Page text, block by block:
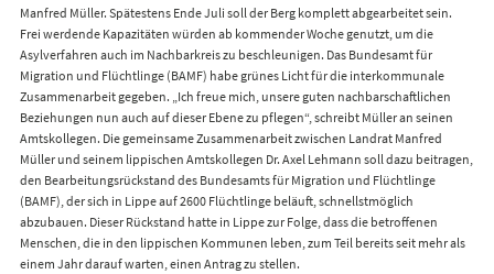
Manfred Müller. Spätestens Ende Juli soll der Berg komplett abgearbeitet sein.
Frei werdende Kapazitäten würden ab kommender Woche genutzt, um die
Asylverfahren auch im Nachbarkreis zu beschleunigen. Das Bundesamt für
Migration und Flüchtlinge (BAMF) habe grünes Licht für die interkommunale
Zusammenarbeit gegeben. „Ich freue mich, unsere guten nachbarschaftlichen
Beziehungen nun auch auf dieser Ebene zu pflegen“, schreibt Müller an seinen
Amtskollegen. Die gemeinsame Zusammenarbeit zwischen Landrat Manfred
Müller und seinem lippischen Amtskollegen Dr. Axel Lehmann soll dazu beitragen,
den Bearbeitungsrückstand des Bundesamts für Migration und Flüchtlinge
(BAMF), der sich in Lippe auf 2600 Flüchtlinge beläuft, schnellstmöglich
abzubauen. Dieser Rückstand hatte in Lippe zur Folge, dass die betroffenen
Menschen, die in den lippischen Kommunen leben, zum Teil bereits seit mehr als
einem Jahr darauf warten, einen Antrag zu stellen.